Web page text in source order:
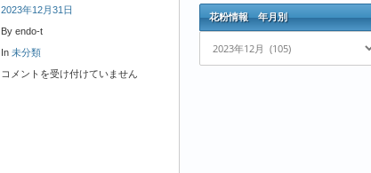
31
花
粉
情
2023年12月31日
By endo-t
In 未分類
2023
コメントを受け付けていません
花粉情報 年月別
花
粉